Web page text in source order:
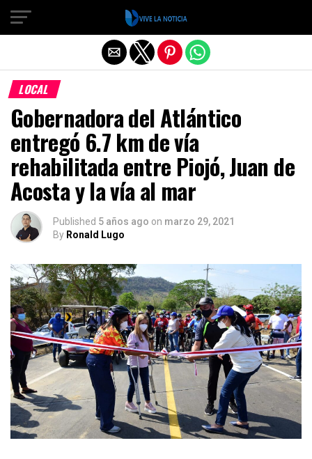
LOCAL
Gobernadora del Atlántico
entregó 6.7 km de vía
rehabilitada entre Piojó, Juan de
Acosta y la vía al mar
Published 5 años ago on marzo 29, 2021
By Ronald Lugo
Salir de la versión móvil